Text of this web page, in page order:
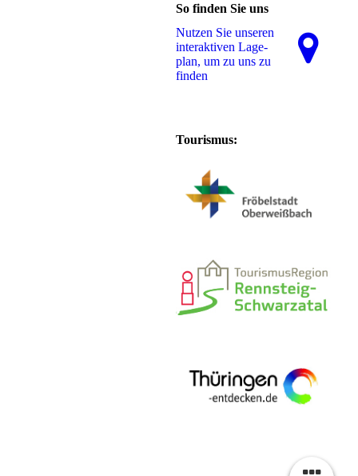
So finden Sie uns
Nutzen Sie unseren
interaktiven La­ge­
plan, um zu uns zu
finden
Tourismus: